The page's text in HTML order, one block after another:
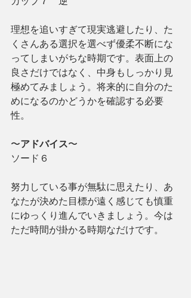
理想を追いすぎて現実逃避したり、た
くさんある選択を選べず優柔不断にな
ってしまいがちな時期です。表面上の
良さだけではなく、中身もしっかり見
極めてみましょう。将来的に自分のた
めになるのかどうかを確認する必要
性。
〜アドバイス〜
ソード６
努力している事が無駄に思えたり、あ
なたが決めた目標が遠く感じても慎重
にゆっくり進んでいきましょう。今は
ただ時間が掛かる時期なだけです。